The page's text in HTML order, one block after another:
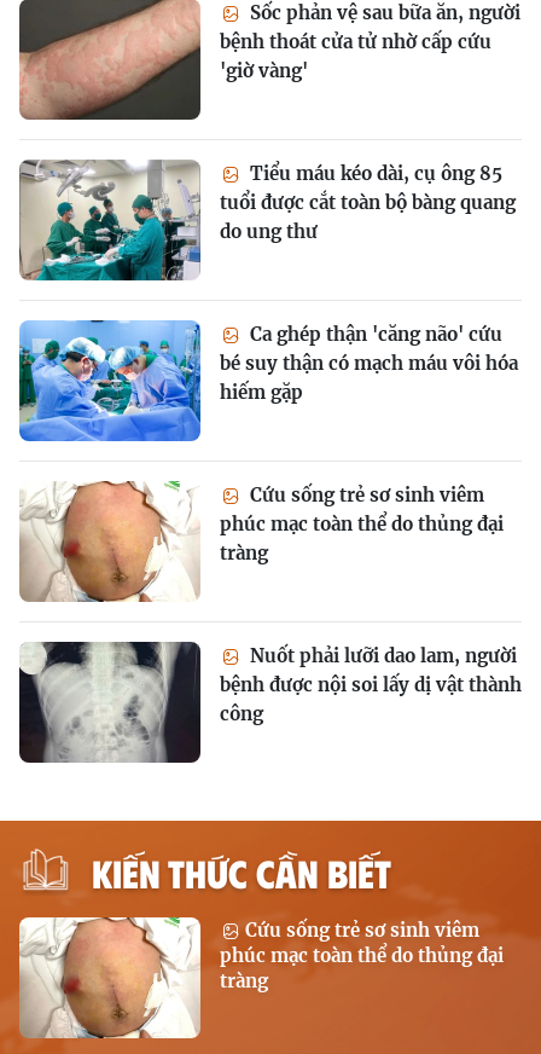
Sốc phản vệ sau bữa ăn, người
bệnh thoát cửa tử nhờ cấp cứu
'giờ vàng'
Tiểu máu kéo dài, cụ ông 85
tuổi được cắt toàn bộ bàng quang
do ung thư
Ca ghép thận 'căng não' cứu
bé suy thận có mạch máu vôi hóa
hiếm gặp
Cứu sống trẻ sơ sinh viêm
phúc mạc toàn thể do thủng đại
tràng
Nuốt phải lưỡi dao lam, người
bệnh được nội soi lấy dị vật thành
công
KIẾN THỨC CẦN BIẾT
Cứu sống trẻ sơ sinh viêm
phúc mạc toàn thể do thủng đại
tràng